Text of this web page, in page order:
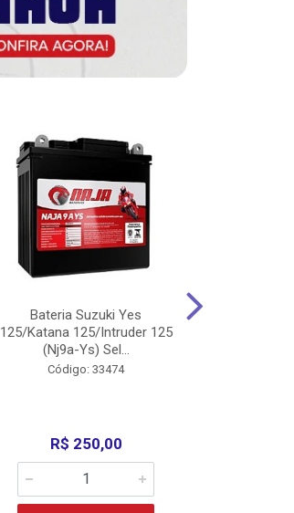
Bateria Suzuki Yes
125/Katana 125/Intruder 125
(Nj9a-Ys) Sel...
Código: 33474
R$ 250,00